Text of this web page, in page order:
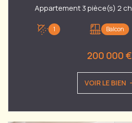
1 Balcon
200 000 €
VOIR LE BIEN